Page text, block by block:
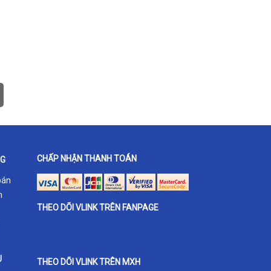
CHẤP NHẬN THANH TOÁN
THEO DÕI VLINK TRÊN FANPAGE
THEO DÕI VLINK TRÊN MXH